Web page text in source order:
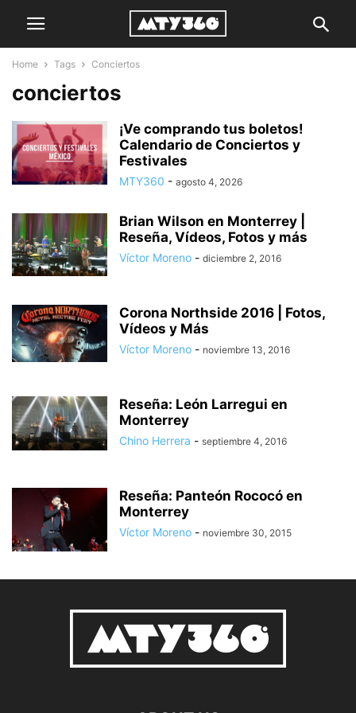
Home Tags Conciertos
conciertos
¡Ve comprando tus boletos!
Calendario de Conciertos y
Festivales
MTY360 - agosto 4, 2026
Brian Wilson en Monterrey |
Reseña, Vídeos, Fotos y más
Víctor Moreno - diciembre 2, 2016
Corona Northside 2016 | Fotos,
Vídeos y Más
Víctor Moreno - noviembre 13, 2016
Reseña: León Larregui en
Monterrey
Chino Herrera - septiembre 4, 2016
Reseña: Panteón Rococó en
Monterrey
Víctor Moreno - noviembre 30, 2015